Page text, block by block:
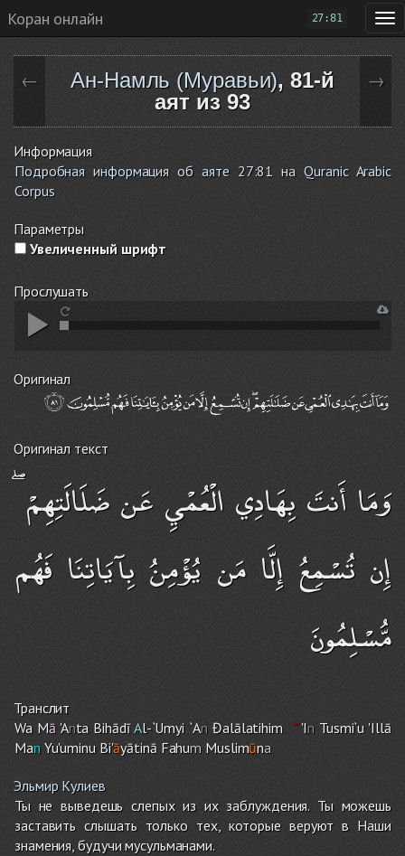
Коран онлайн 27:81
← Ан-Намль (Муравьи), 81-й
аят из 93
→
Информация
Подробная информация об аяте 27:81 на Quranic Arabic
Corpus
Параметры
Увеличенный шрифт
Прослушать
Оригинал
Оригинал текст
وَمَا أَنتَ بِهَادِي الْعُمْيِ عَن ضَلَالَتِهِمْ ۖ
إِن تُسْمِعُ إِلَّا مَن يُؤْمِنُ بِآيَاتِنَا فَهُم
مُّسْلِمُونَ
Транслит
Wa Mā'Anta BihādīAl-`Umyi `AnĐalālatihim 'InTusmi`u 'Illā
ManYu'uminu Bi'āyātinā Fahum Muslimūna
Эльмир Кулиев
Ты не выведешь слепых из их заблуждения. Ты можешь
заставить слышать только тех, которые веруют в Наши
знамения, будучи мусульманами.